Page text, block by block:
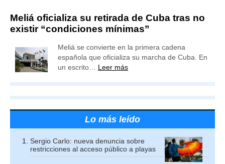
Meliá oficializa su retirada de Cuba tras no
existir “condiciones mínimas”
Meliá se convierte en la primera cadena
española que oficializa su marcha de Cuba. En
un escrito… Leer más
Lo más leído
Sergio Carlo: nueva denuncia sobre
restricciones al acceso público a playas